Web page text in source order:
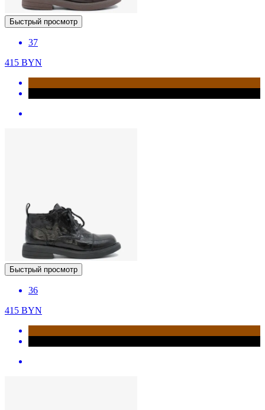
Быстрый просмотр
37
415 BYN
Быстрый просмотр
36
415 BYN